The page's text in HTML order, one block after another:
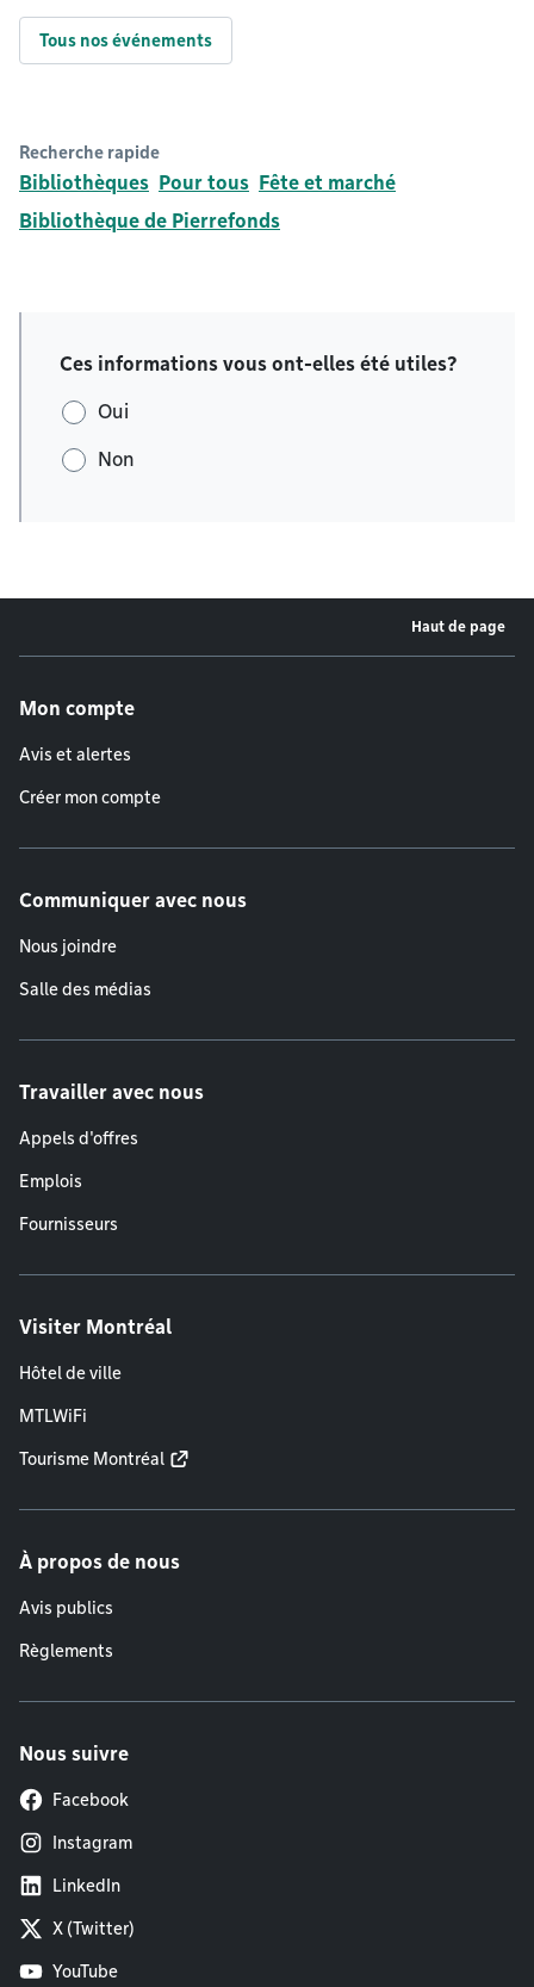
Tous nos événements
Recherche rapide
Bibliothèques Pour tous Fête et marché
Bibliothèque de Pierrefonds
Ces informations vous ont-elles été utiles?
Oui
Non
Haut de page
Mon compte
Avis et alertes
Créer mon compte
Communiquer avec nous
Nous joindre
Salle des médias
Travailler avec nous
Appels d'offres
Emplois
Fournisseurs
Visiter Montréal
Hôtel de ville
MTLWiFi
Tourisme Montréal
À propos de nous
Avis publics
Règlements
Nous suivre
Facebook
Instagram
LinkedIn
X (Twitter)
YouTube